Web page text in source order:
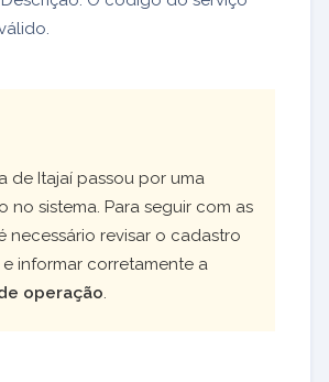
de Itajaí passou por uma
no sistema. Para seguir com as
necessário revisar o cadastro
informar corretamente a
operação